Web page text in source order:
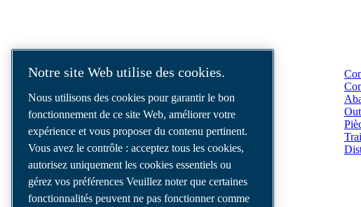
Nous sommes un leader des solutions d’air
comprimé, offrant les meilleurs
compresseurs, outils et systèmes de
distribution d’air pour répondre à vos besoins
les plus exigeants.
Notre site Web utilise des cookies.
Nous utilisons des cookies pour garantir le bon
fonctionnement de ce site Web, améliorer votre
expérience et vous proposer du contenu pertinent.
Vous avez le contrôle : acceptez tous les cookies,
autorisez uniquement les cookies essentiels ou
gérez vos préférences Veuillez noter que certaines
fonctionnalités peuvent ne pas fonctionner comme